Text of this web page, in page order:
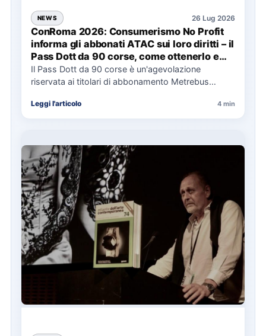
NEWS 26 Lug 2026
ConRoma 2026: Consumerismo No Profit
informa gli abbonati ATAC sui loro diritti – il
Pass Dott da 90 corse, come ottenerlo e
cosa spetta in caso di disservizi
Il Pass Dott da 90 corse è un'agevolazione
riservata ai titolari di abbonamento Metrebus
Leggi l'articolo 4 min